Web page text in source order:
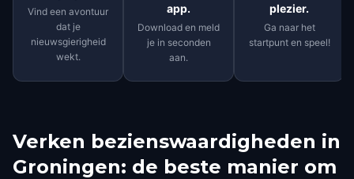
Vind een avontuur
dat je
nieuwsgierigheid
wekt.
app.
Download en meld
je in seconden
aan.
plezier.
Ga naar het
startpunt en speel!
Verken bezienswaardigheden in
Groningen: de beste manier om